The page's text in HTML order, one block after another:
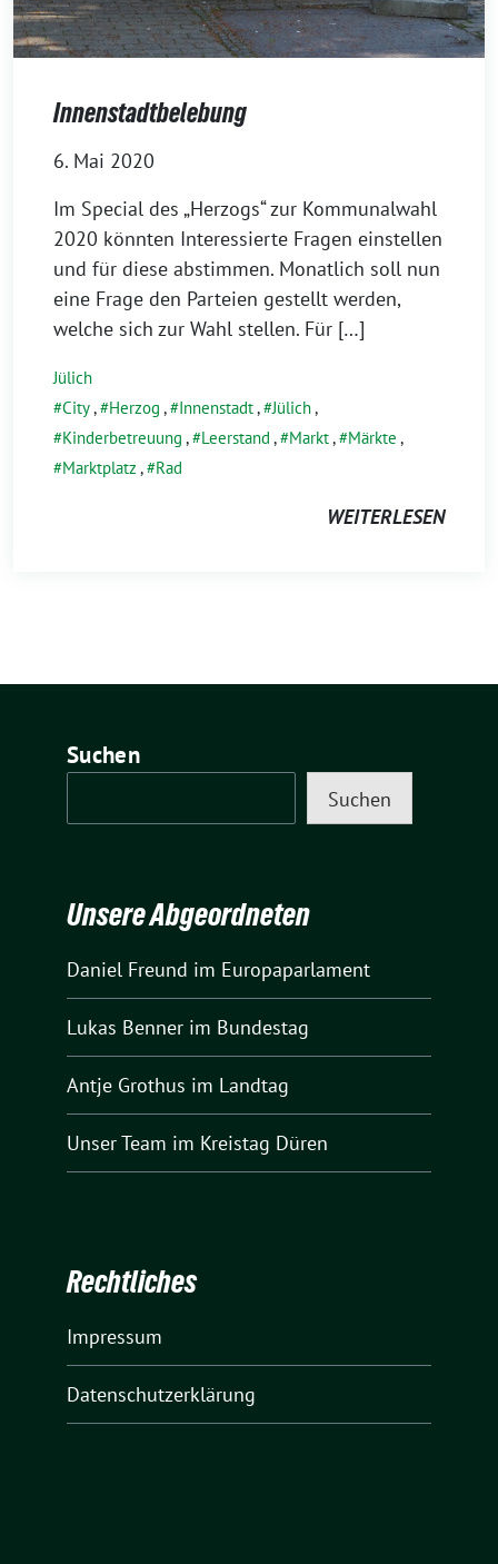
Innenstadtbelebung
6. Mai 2020
Im Special des „Herzogs“ zur Kommunalwahl
2020 könnten Interessierte Fragen einstellen
und für diese abstimmen. Monatlich soll nun
eine Frage den Parteien gestellt werden,
welche sich zur Wahl stellen. Für […]
Jülich
City, Herzog , Innenstadt, Jülich,
Kinderbetreuung , Leerstand , Markt, Märkte ,
Marktplatz , Rad
WEITERLESEN
Suchen
Suchen
Unsere Abgeordneten
Daniel Freund im Europaparlament
Lukas Benner im Bundestag
Antje Grothus im Landtag
Unser Team im Kreistag Düren
Rechtliches
Impressum
Datenschutzerklärung